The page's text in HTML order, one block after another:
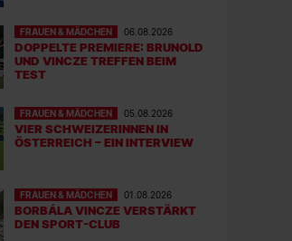
FRAUEN & MÄDCHEN 06.08.2026
DOPPELTE PREMIERE: BRUNOLD
UND VINCZE TREFFEN BEIM
TEST
FRAUEN & MÄDCHEN 05.08.2026
VIER SCHWEIZERINNEN IN
ÖSTERREICH – EIN INTERVIEW
FRAUEN & MÄDCHEN 01.08.2026
BORBÁLA VINCZE VERSTÄRKT
DEN SPORT-CLUB